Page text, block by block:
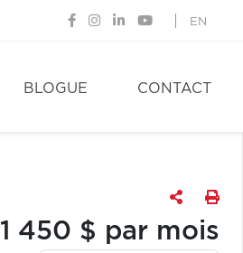
EN
BLOGUE CONTACT
1 450 $ par mois